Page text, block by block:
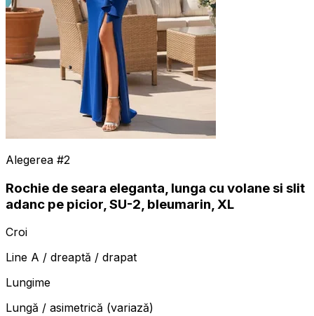
Alegerea #2
Rochie de seara eleganta, lunga cu volane si slit
adanc pe picior, SU-2, bleumarin, XL
Croi
Line A / dreaptă / drapat
Lungime
Lungă / asimetrică (variază)